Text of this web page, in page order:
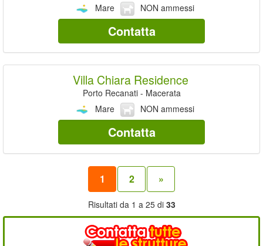
Mare
NON ammessi
Contatta
Villa Chiara Residence
Porto Recanati - Macerata
Mare
NON ammessi
Contatta
1 2 »
Risultati da 1 a 25 di 33